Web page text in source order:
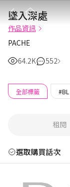
墜入深處
作品資訊
PACHE
64.2K
552
全部標籤 #BL
租閱
選取購買話次